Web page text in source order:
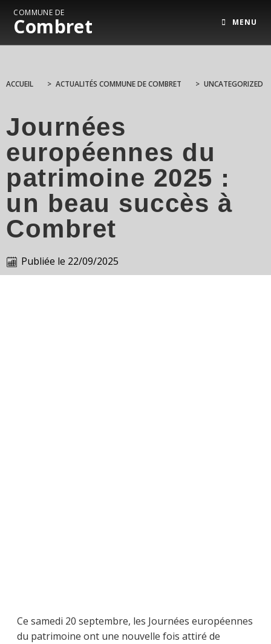
COMMUNE DE
Combret MENU
ACCUEIL > ACTUALITÉS COMMUNE DE COMBRET > UNCATEGORIZED
Journées
européennes du
patrimoine 2025 :
un beau succès à
Combret
Publiée le 22/09/2025
Ce samedi 20 septembre, les Journées européennes
du patrimoine ont une nouvelle fois attiré de